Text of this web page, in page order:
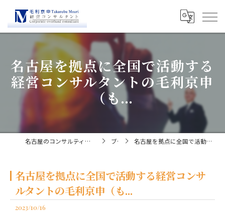
名古屋を拠点に全国で活動する
経営コンサルタントの毛利京申
（も...
名古屋のコンサルティングなら経営コンサルタント毛利京申 ブログ 名古屋を拠点に全国で活動する経営コンサルタントの毛利京申（も...
名古屋を拠点に全国で活動する経営コンサ
ルタントの毛利京申（も...
2023/10/16